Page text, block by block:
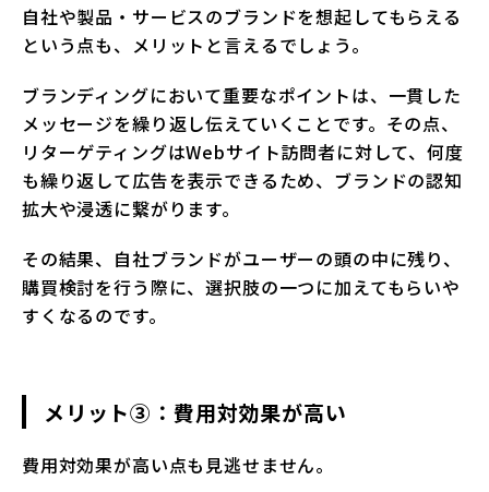
自社や製品・サービスのブランドを想起してもらえる
という点も、メリットと言えるでしょう。
ブランディングにおいて重要なポイントは、一貫した
メッセージを繰り返し伝えていくことです。その点、
リターゲティングはWebサイト訪問者に対して、何度
も繰り返して広告を表示できるため、ブランドの認知
拡大や浸透に繋がります。
その結果、自社ブランドがユーザーの頭の中に残り、
購買検討を行う際に、選択肢の一つに加えてもらいや
すくなるのです。
メリット③：費用対効果が高い
費用対効果が高い点も見逃せません。